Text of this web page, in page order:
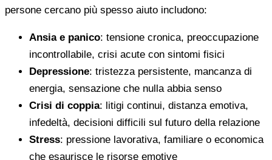
persone cercano più spesso aiuto includono:
Ansia e panico: tensione cronica, preoccupazione
incontrollabile, crisi acute con sintomi fisici
Depressione: tristezza persistente, mancanza di
energia, sensazione che nulla abbia senso
Crisi di coppia: litigi continui, distanza emotiva,
infedeltà, decisioni difficili sul futuro della relazione
Stress: pressione lavorativa, familiare o economica
che esaurisce le risorse emotive